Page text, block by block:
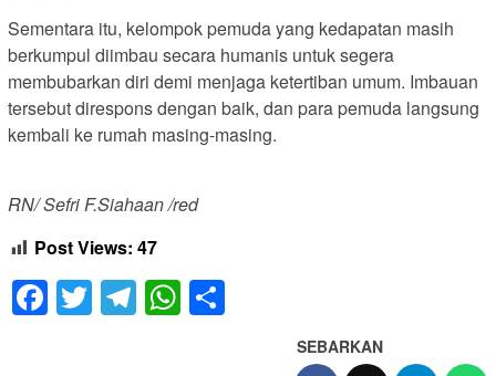
Sementara itu, kelompok pemuda yang kedapatan masih
berkumpul diimbau secara humanis untuk segera
membubarkan diri demi menjaga ketertiban umum. Imbauan
tersebut direspons dengan baik, dan para pemuda langsung
kembali ke rumah masing-masing.
RN/ Sefri F.Siahaan /red
Post Views: 47
Facebook
Twitter
Telegram
WhatsApp
SEBARKAN